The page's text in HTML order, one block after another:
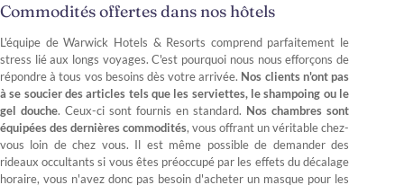
Commodités offertes dans nos hôtels
L'équipe de Warwick Hotels & Resorts comprend parfaitement le
stress lié aux longs voyages. C'est pourquoi nous nous efforçons de
répondre à tous vos besoins dès votre arrivée. Nos clients n'ont pas
à se soucier des articles tels que les serviettes, le shampoing ou le
gel douche. Ceux-ci sont fournis en standard. Nos chambres sont
équipées des dernières commodités, vous offrant un véritable chez-
vous loin de chez vous. Il est même possible de demander des
rideaux occultants si vous êtes préoccupé par les effets du décalage
horaire, vous n'avez donc pas besoin d'acheter un masque pour les